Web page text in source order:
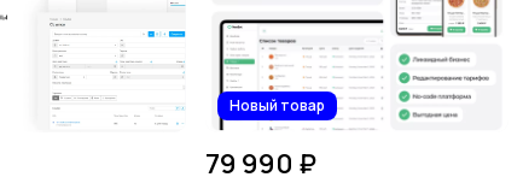
Новый товар
79 990 ₽